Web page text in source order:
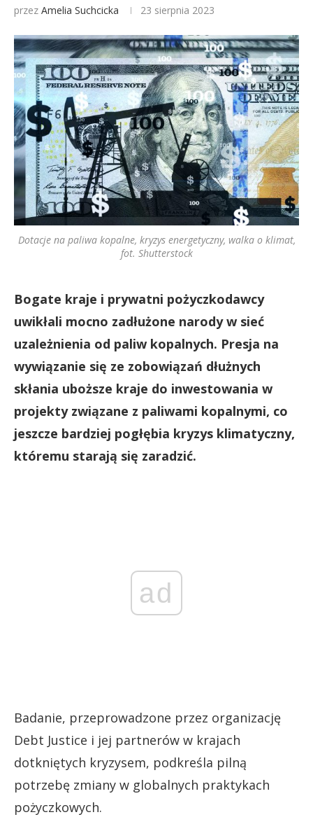
przez Amelia Suchcicka 23 sierpnia 2023
Dotacje na paliwa kopalne, kryzys energetyczny, walka o klimat,
fot. Shutterstock
Bogate kraje i prywatni pożyczkodawcy
uwikłali mocno zadłużone narody w sieć
uzależnienia od paliw kopalnych. Presja na
wywiązanie się ze zobowiązań dłużnych
skłania uboższe kraje do inwestowania w
projekty związane z paliwami kopalnymi, co
jeszcze bardziej pogłębia kryzys klimatyczny,
któremu starają się zaradzić.
ad
Badanie, przeprowadzone przez organizację
Debt Justice i jej partnerów w krajach
dotkniętych kryzysem, podkreśla pilną
potrzebę zmiany w globalnych praktykach
pożyczkowych.